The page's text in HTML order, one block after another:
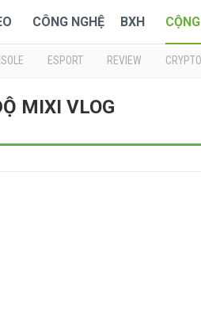
CÔNG NGHỆ BXH
ESPORT REVIEW
MIXI VLOG